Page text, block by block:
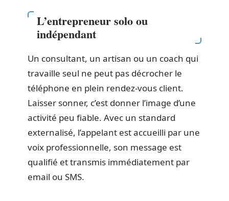
L’entrepreneur solo ou
indépendant
Un consultant, un artisan ou un coach qui
travaille seul ne peut pas décrocher le
téléphone en plein rendez-vous client.
Laisser sonner, c’est donner l’image d’une
activité peu fiable. Avec un standard
externalisé, l’appelant est accueilli par une
voix professionnelle, son message est
qualifié et transmis immédiatement par
email ou SMS.